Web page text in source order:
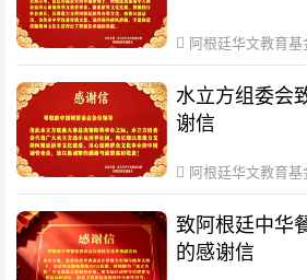
阿根廷华文教育基
水立方组委会
谢信
阿根廷华文教育基
致阿根廷中华
的感谢信